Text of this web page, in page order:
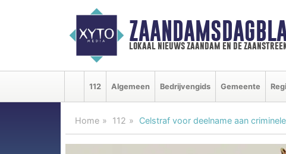
lokaal nieuws zaandam en de
112 Algemeen Bedrijvengids Gemeente
Home 112 Celstraf voor deelname aan